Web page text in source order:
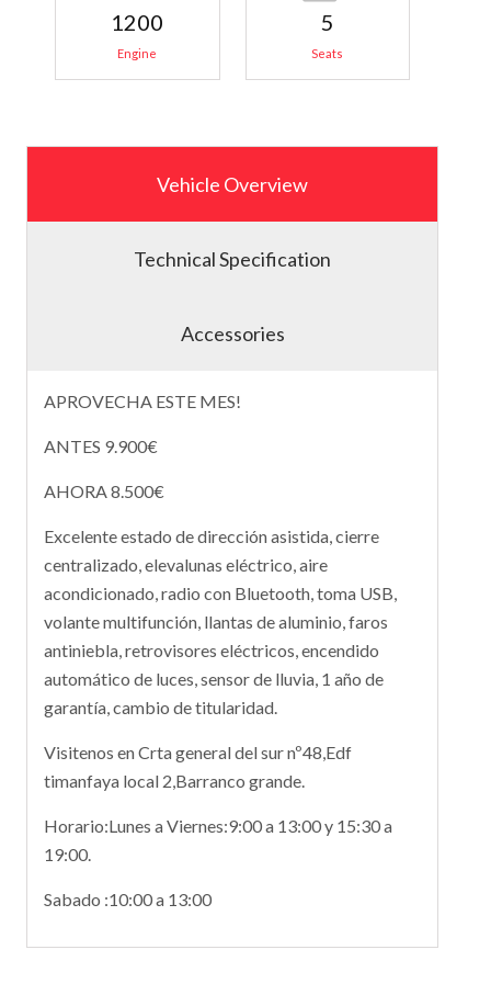
1200
Engine
5
Seats
Vehicle Overview
Technical Specification
Accessories
APROVECHA ESTE MES!
ANTES 9.900€
AHORA 8.500€
Excelente estado de dirección asistida, cierre
centralizado, elevalunas eléctrico, aire
acondicionado, radio con Bluetooth, toma USB,
volante multifunción, llantas de aluminio, faros
antiniebla, retrovisores eléctricos, encendido
automático de luces, sensor de lluvia, 1 año de
garantía, cambio de titularidad.
Visitenos en Crta general del sur nº48,Edf
timanfaya local 2,Barranco grande.
Horario:Lunes a Viernes:9:00 a 13:00 y 15:30 a
19:00.
Sabado :10:00 a 13:00